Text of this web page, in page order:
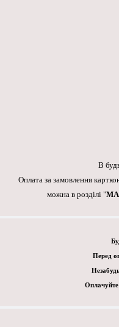
В
Оплата за замовлення
можна в розділі "
Перед